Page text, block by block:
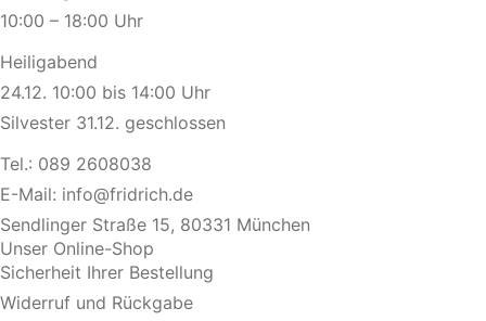
10:00 – 18:00 Uhr
Heiligabend
24.12. 10:00 bis 14:00 Uhr
Silvester 31.12. geschlossen
Tel.: 089 2608038
E-Mail: info@fridrich.de
Sendlinger Straße 15, 80331 München
Unser Online-Shop
Sicherheit Ihrer Bestellung
Widerruf und Rückgabe